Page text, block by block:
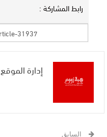
رابط المشاركة :
إدارة الموقع
السابق